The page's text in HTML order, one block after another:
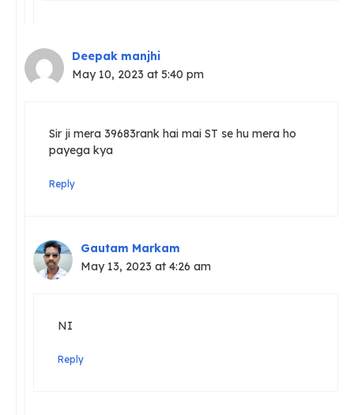
Deepak manjhi
May 10, 2023 at 5:40 pm
Sir ji mera 39683rank hai mai ST se hu mera ho
payega kya
Reply
Gautam Markam
May 13, 2023 at 4:26 am
NI
Reply